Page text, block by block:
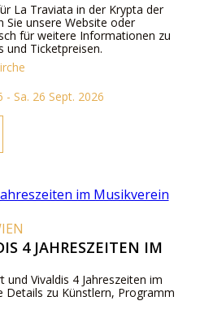
La Traviata in der Krypta der
Sie unsere Website oder
für weitere Informationen zu
und Ticketpreisen.
- Sa. 26 Sept. 2026
4 JAHRESZEITEN IM
Vivaldis 4 Jahreszeiten im
Details zu Künstlern, Programm